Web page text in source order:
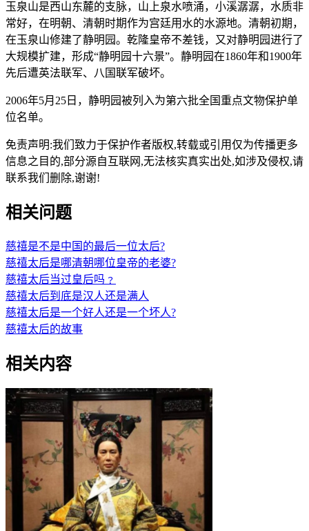
玉泉山是西山东麓的支脉，山上泉水喷涌，小溪潺潺，水质非
常好，在明朝、清朝时期作为宫廷用水的水源地。清朝初期，
在玉泉山修建了静明园。乾隆皇帝不差钱，又对静明园进行了
大规模扩建，形成“静明园十六景”。静明园在1860年和1900年
先后遭英法联军、八国联军破坏。
2006年5月25日，静明园被列入为第六批全国重点文物保护单
位名单。
免责声明:我们致力于保护作者版权,转载或引用仅为传播更多
信息之目的,部分源自互联网,无法核实真实出处,如涉及侵权,请
联系我们删除,谢谢!
相关问题
慈禧是不是中国的最后一位太后?
慈禧太后是哪清朝哪位皇帝的老婆?
慈禧太后当过皇后吗﹖
慈禧太后到底是汉人还是满人
慈禧太后是一个好人还是一个坏人?
慈禧太后的故事
相关内容